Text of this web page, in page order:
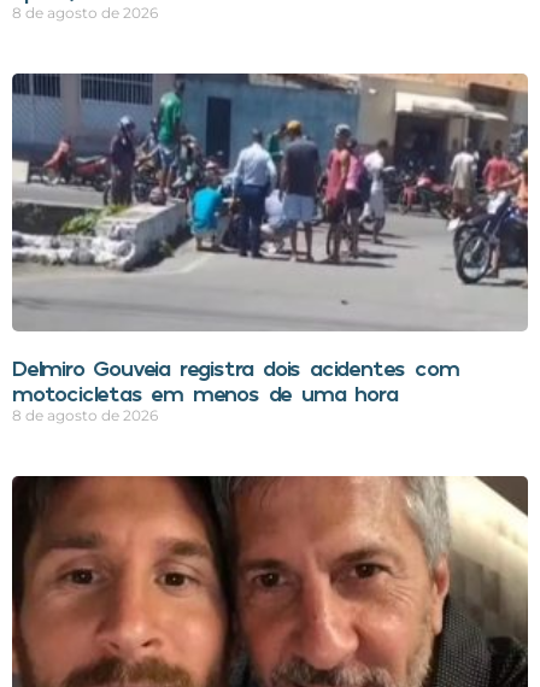
8 de agosto de 2026
Delmiro Gouveia registra dois acidentes com
motocicletas em menos de uma hora
8 de agosto de 2026